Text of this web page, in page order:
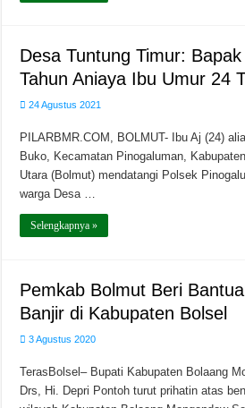
Desa Tuntung Timur:
Tahun Aniaya Ibu Umur 24
24 Agustus 2021
PILARBMR.COM, BOLMUT- Ibu Aj (24)
Buko, Kecamatan Pinogaluman,
Utara (Bolmut) mendatangi Polsek
warga Desa …
Selengkapnya »
Pemkab Bolmut Beri
Banjir di Kabupaten Bolsel
3 Agustus 2020
TerasBolsel– Bupati Kabupaten Bolaang
Drs, Hi. Depri Pontoh turut prihatin atas